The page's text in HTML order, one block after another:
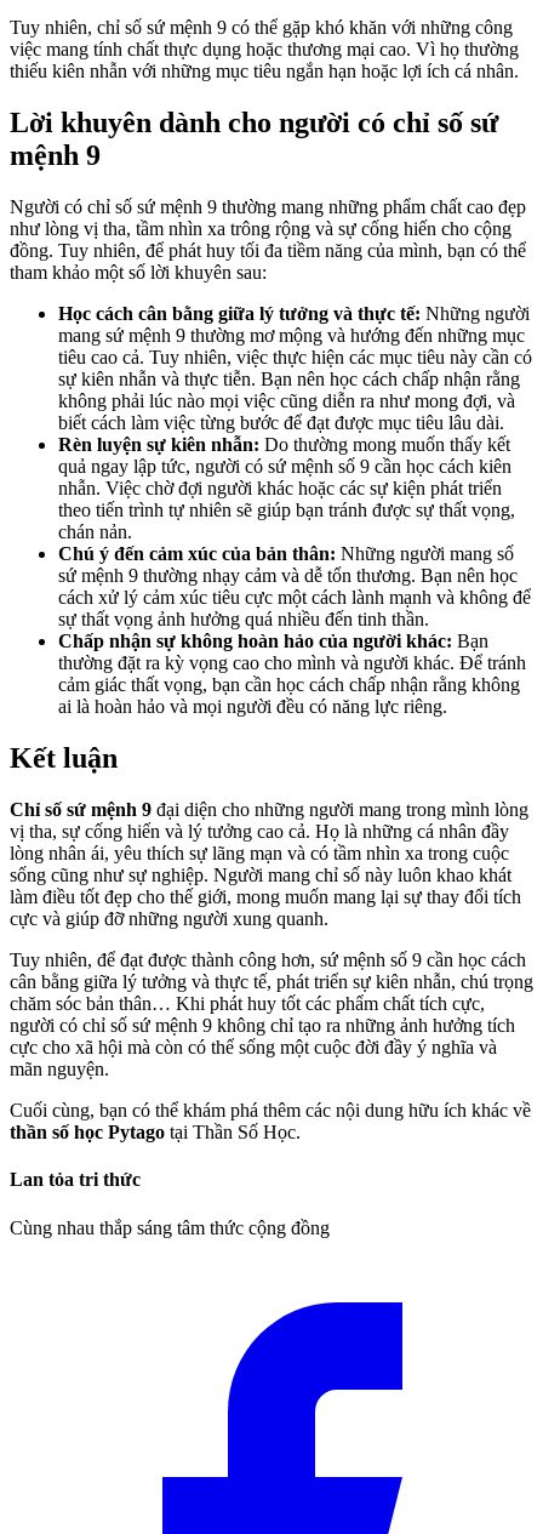
Tuy nhiên, chỉ số sứ mệnh 9 có thể gặp khó khăn với những công
việc mang tính chất thực dụng hoặc thương mại cao. Vì họ thường
thiếu kiên nhẫn với những mục tiêu ngắn hạn hoặc lợi ích cá nhân.
Lời khuyên dành cho người có chỉ số sứ
mệnh 9
Người có chỉ số sứ mệnh 9 thường mang những phẩm chất cao đẹp
như lòng vị tha, tầm nhìn xa trông rộng và sự cống hiến cho cộng
đồng. Tuy nhiên, để phát huy tối đa tiềm năng của mình, bạn có thể
tham khảo một số lời khuyên sau:
Học cách cân bằng giữa lý tưởng và thực tế: Những người
mang sứ mệnh 9 thường mơ mộng và hướng đến những mục
tiêu cao cả. Tuy nhiên, việc thực hiện các mục tiêu này cần có
sự kiên nhẫn và thực tiễn. Bạn nên học cách chấp nhận rằng
không phải lúc nào mọi việc cũng diễn ra như mong đợi, và
biết cách làm việc từng bước để đạt được mục tiêu lâu dài.
Rèn luyện sự kiên nhẫn: Do thường mong muốn thấy kết
quả ngay lập tức, người có sứ mệnh số 9 cần học cách kiên
nhẫn. Việc chờ đợi người khác hoặc các sự kiện phát triển
theo tiến trình tự nhiên sẽ giúp bạn tránh được sự thất vọng,
chán nản.
Chú ý đến cảm xúc của bản thân: Những người mang số
sứ mệnh 9 thường nhạy cảm và dễ tổn thương. Bạn nên học
cách xử lý cảm xúc tiêu cực một cách lành mạnh và không để
sự thất vọng ảnh hưởng quá nhiều đến tinh thần.
Chấp nhận sự không hoàn hảo của người khác: Bạn
thường đặt ra kỳ vọng cao cho mình và người khác. Để tránh
cảm giác thất vọng, bạn cần học cách chấp nhận rằng không
ai là hoàn hảo và mọi người đều có năng lực riêng.
Kết luận
Chỉ số sứ mệnh 9 đại diện cho những người mang trong mình lòng
vị tha, sự cống hiến và lý tưởng cao cả. Họ là những cá nhân đầy
lòng nhân ái, yêu thích sự lãng mạn và có tầm nhìn xa trong cuộc
sống cũng như sự nghiệp. Người mang chỉ số này luôn khao khát
làm điều tốt đẹp cho thế giới, mong muốn mang lại sự thay đổi tích
cực và giúp đỡ những người xung quanh.
Tuy nhiên, để đạt được thành công hơn, sứ mệnh số 9 cần học cách
cân bằng giữa lý tưởng và thực tế, phát triển sự kiên nhẫn, chú trọng
chăm sóc bản thân… Khi phát huy tốt các phẩm chất tích cực,
người có chỉ số sứ mệnh 9 không chỉ tạo ra những ảnh hưởng tích
cực cho xã hội mà còn có thể sống một cuộc đời đầy ý nghĩa và
mãn nguyện.
Cuối cùng, bạn có thể khám phá thêm các nội dung hữu ích khác về
thần số học Pytago tại Thần Số Học.
Lan tỏa tri thức
Cùng nhau thắp sáng tâm thức cộng đồng